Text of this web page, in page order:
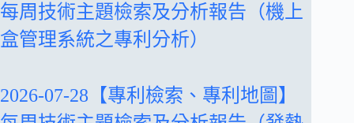
每周技術主題檢索及分析報告（機上
盒管理系統之專利分析）
2026-07-28【專利檢索、專利地圖】